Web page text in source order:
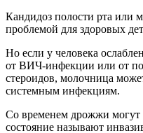
Кандидоз полости рта или
проблемой для здоровых
Но если у человека
от ВИЧ-инфекции или от
стероидов, молочница
системным инфекциям.
Со временем дрожжи могут
состояние называют